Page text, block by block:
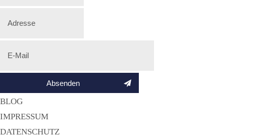
BLOG
IMPRESSUM
DATENSCHUTZ